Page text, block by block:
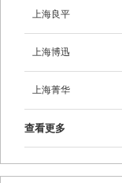
上海良平
上海博迅
上海菁华
查看更多